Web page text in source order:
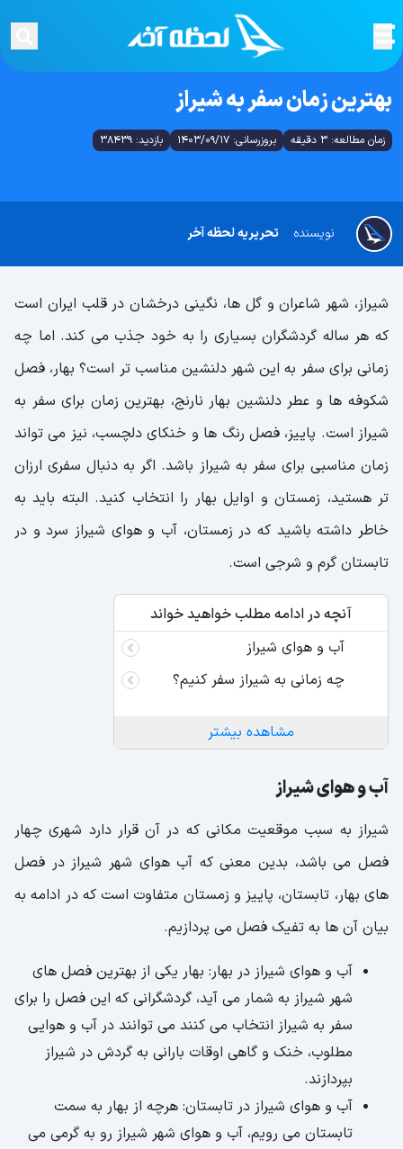
بهترین زمان سفر به شیراز
زمان مطالعه: 3 دقیقه بروزرسانی: 1403/09/17 بازدید: 38439
تحریریه لحظه آخر نویسنده
شیراز، شهر شاعران و گل ها، نگینی درخشان در قلب ایران است
که هر ساله گردشگران بسیاری را به خود جذب می کند. اما چه
زمانی برای سفر به این شهر دلنشین مناسب تر است؟ بهار، فصل
شکوفه ها و عطر دلنشین بهار نارنج، بهترین زمان برای سفر به
شیراز است. پاییز، فصل رنگ ها و خنکای دلچسب، نیز می تواند
زمان مناسبی برای سفر به شیراز باشد. اگر به دنبال سفری ارزان
تر هستید، زمستان و اوایل بهار را انتخاب کنید. البته باید به
خاطر داشته باشید که در زمستان، آب و هوای شیراز سرد و در
تابستان گرم و شرجی است.
آنچه در ادامه مطلب خواهید خواند
آب و هوای شیراز
چه زمانی به شیراز سفر کنیم؟
مشاهده بیشتر
آب و هوای شیراز
شیراز به سبب موقعیت مکانی که در آن قرار دارد شهری چهار
فصل می باشد، بدین معنی که آب هوای شهر شیراز در فصل
های بهار، تابستان، پاییز و زمستان متفاوت است که در ادامه به
بیان آن ها به تفیک فصل می پردازیم.
آب و هوای شیراز در بهار: بهار یکی از بهترین فصل های
شهر شیراز به شمار می آید، گردشگرانی که این فصل را برای
سفر به شیراز انتخاب می کنند می توانند در آب و هوایی
مطلوب، خنک و گاهی اوقات بارانی به گردش در شیراز
بپردازند.
آب و هوای شیراز در تابستان: هرچه از بهار به سمت
تابستان می رویم، آب و هوای شهر شیراز رو به گرمی می